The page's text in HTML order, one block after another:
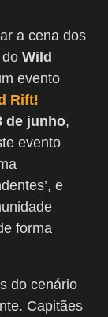
a cena dos
Wild
evento
Rift!
de junho,
evento
e
forma
do cenário
Capitães